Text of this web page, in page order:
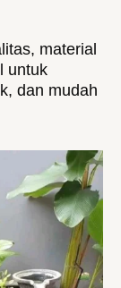
material
untuk
dan mudah